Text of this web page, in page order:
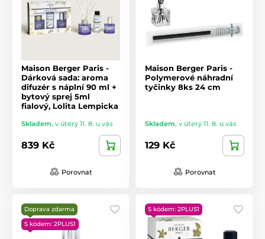
Maison Berger Paris -
Dárková sada: aroma
difuzér s náplní 90 ml +
bytový sprej 5ml
fialový, Lolita Lempicka
Skladem, v úterý 11. 8. u vás
839 Kč
Porovnat
Maison Berger Paris -
Polymerové náhradní
tyčinky 8ks 24 cm
Skladem, v úterý 11. 8. u vás
129 Kč
Porovnat
Doprava zdarma
S kódem: 2PLUS1
S kódem: 2PLUS1